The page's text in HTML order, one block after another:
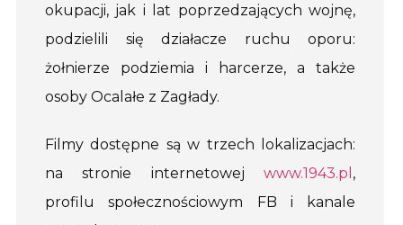
okupacji, jak i lat poprzedzających wojnę,
podzielili się działacze ruchu oporu:
żołnierze podziemia i harcerze, a także
osoby Ocalałe z Zagłady.
Filmy dostępne są w trzech lokalizacjach:
na stronie internetowejwww.1943.pl ,
profilu społecznościowym FB i kanale